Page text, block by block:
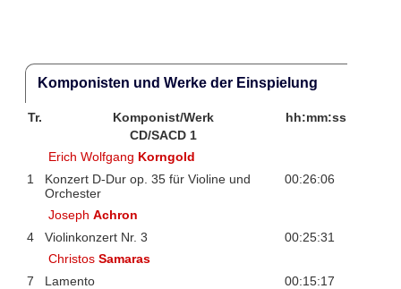
Komponisten und Werke der Einspielung
Tr. Komponist/Werk
hh:mm:ss
CD/SACD 1
Erich Wolfgang Korngold
1
Konzert D-Dur op. 35 für Violine und
Orchester
00:26:06
JosephAchron
4
Violinkonzert Nr. 3
00:25:31
ChristosSamaras
7
Lamento 00:15:17